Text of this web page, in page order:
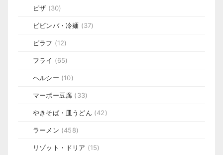
ピザ (30)
ビビンバ・冷麺 (37)
ピラフ (12)
フライ (65)
ヘルシー (10)
マーボー豆腐 (33)
やきそば・皿うどん (42)
ラーメン (458)
リゾット・ドリア (15)